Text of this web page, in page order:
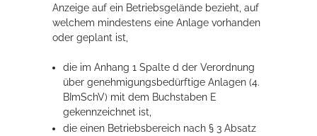
Anzeige auf ein Betriebsgelände bezieht, auf
welchem mindestens eine Anlage vorhanden
oder geplant ist,
die im Anhang 1 Spalte d der Verordnung
über genehmigungsbedürftige Anlagen (4.
BImSchV) mit dem Buchstaben E
gekennzeichnet ist,
die einen Betriebsbereich nach § 3 Absatz